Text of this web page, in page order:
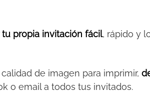
tu propia invitación fácil, rápido y
de imagen para imprimir,
o email a todos tus invitados.